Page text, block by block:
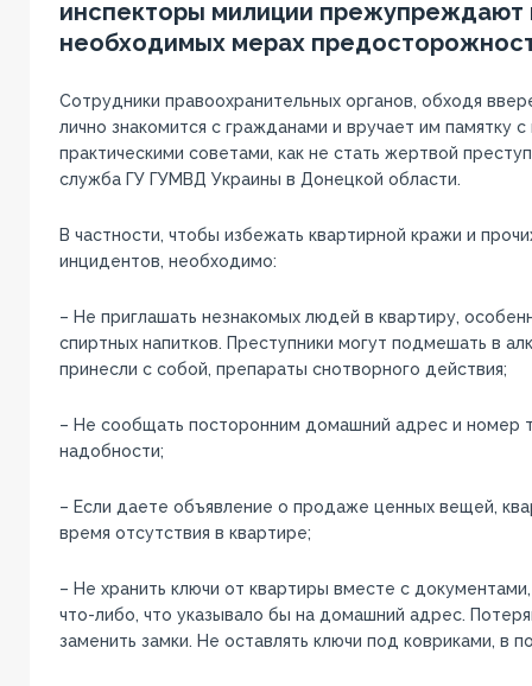
инспекторы милиции прежупреждают
необходимых мерах
Сотрудники правоохранительных органов, обходя
лично знакомится с гражданами и вручает им памятку
практическими советами, как не стать жертвой
служба ГУ ГУМВД Украины в Донецкой области.
В частности, чтобы избежать квартирной кражи и
инцидентов, необходимо:
– Не приглашать незнакомых людей в квартиру,
спиртных напитков. Преступники могут подмешать в
принесли с собой, препараты снотворного действия;
– Не сообщать посторонним домашний адрес и номер
надобности;
– Если даете объявление о продаже ценных вещей,
время отсутствия в квартире;
– Не хранить ключи от квартиры вместе с
что-либо, что указывало бы на домашний адрес.
заменить замки. Не оставлять ключи под ковриками, в